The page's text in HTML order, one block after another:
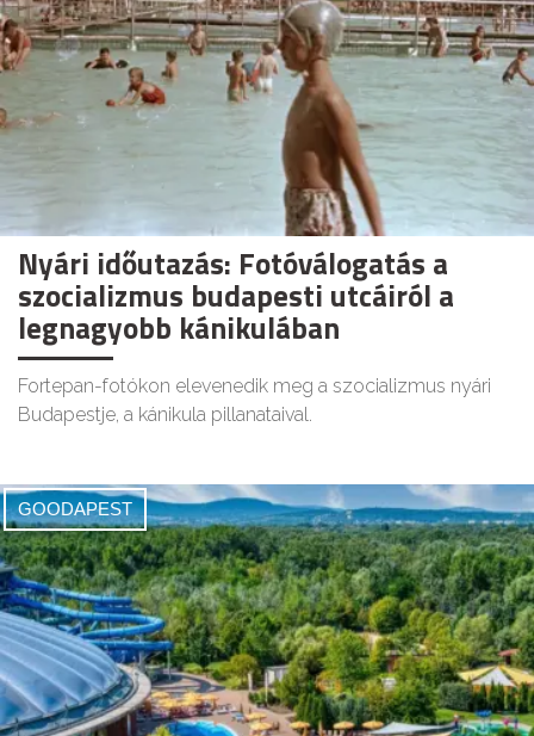
Nyári időutazás: Fotóválogatás a
szocializmus budapesti utcáiról a
legnagyobb kánikulában
Fortepan-fotókon elevenedik meg a szocializmus nyári
Budapestje, a kánikula pillanataival.
GOODAPEST